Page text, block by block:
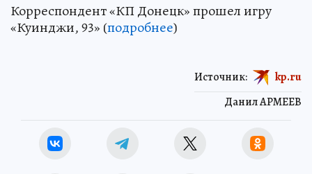
Корреспондент «КП Донецк» прошел игру
«Куинджи, 93» (подробнее)
Данил АРМЕЕВ
Источник: kp.ru